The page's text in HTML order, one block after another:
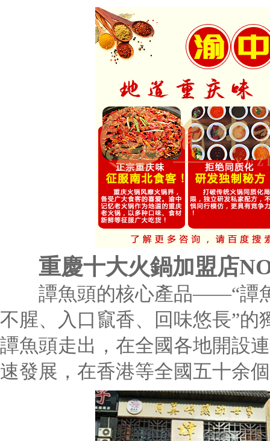
重慶十大火鍋加盟店
譚魚頭的核心產品——“譚魚
不腥、入口竄香、回味悠長”的
譚魚頭走出，在全國各地開設
速發展，在香港等全國五十余